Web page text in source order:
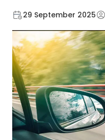
29 September 2025